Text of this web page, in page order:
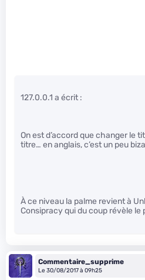
127.0.0.1 a écrit :
On est d’accord que changer le
titre… en anglais, c’est un peu
À ce niveau la palme revient à
Consipracy qui du coup révèle le
Commentaire_supprime
Le 30/08/2017 à 09h25